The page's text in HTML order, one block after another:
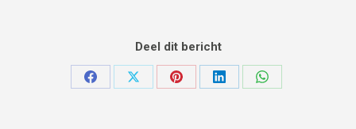
Deel dit bericht
Deel
Deel
Deel
Deel
Deel